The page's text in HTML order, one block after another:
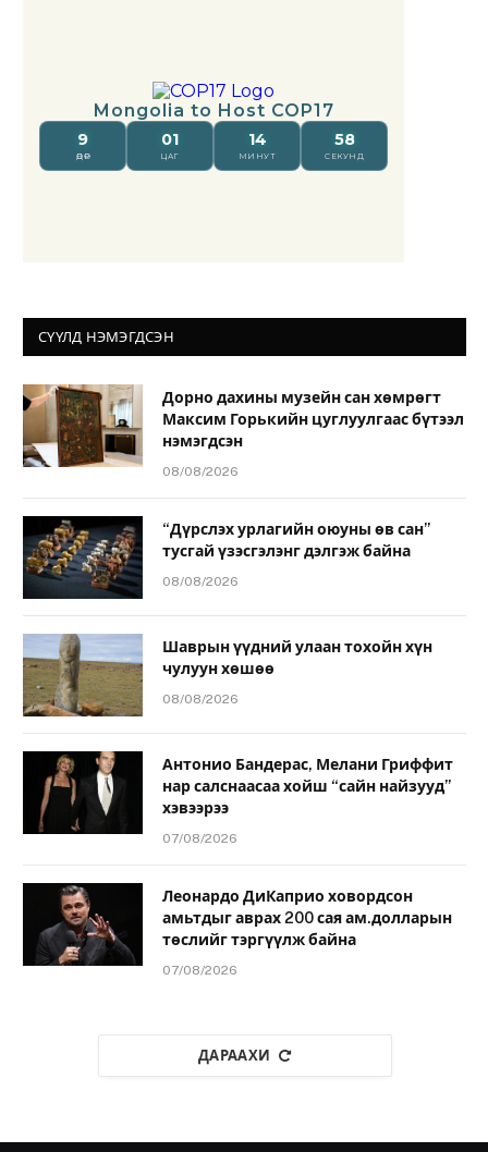
СҮҮЛД НЭМЭГДСЭН
Дорно дахины музейн сан хөмрөгт
Максим Горькийн цуглуулгаас бүтээл
нэмэгдсэн
08/08/2026
“Дүрслэх урлагийн оюуны өв сан”
тусгай үзэсгэлэнг дэлгэж байна
08/08/2026
Шаврын үүдний улаан тохойн хүн
чулуун хөшөө
08/08/2026
Антонио Бандерас, Мелани Гриффит
нар салснаасаа хойш “сайн найзууд”
хэвээрээ
07/08/2026
Леонардо ДиКаприо ховордсон
амьтдыг аврах 200 сая ам.долларын
төслийг тэргүүлж байна
07/08/2026
ДАРААХИ